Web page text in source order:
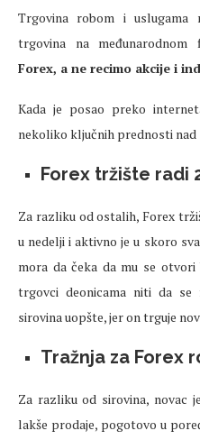
Trgovina robom i
trgovina na međunarodnom
Forex, a ne recimo akcije i
Kada je posao preko
nekoliko ključnih prednosti
Forex tržište radi
Za razliku od ostalih, Forex
u nedelji i aktivno je u skoro
mora da čeka da mu se
trgovci deonicama niti da
sirovina uopšte, jer on trguje
Tražnja za Forex
Za razliku od sirovina, novac
lakše prodaje, pogotovo u